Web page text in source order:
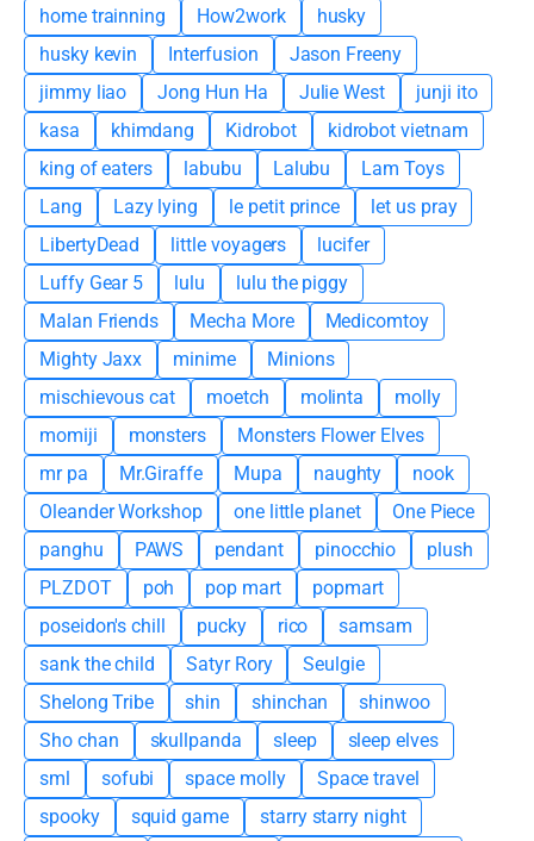
home trainning
How2work
husky
husky kevin
Interfusion
Jason Freeny
jimmy liao
Jong Hun Ha Julie West
junji ito
kasa
khimdang Kidrobot
kidrobot vietnam
king of eaters
labubu Lalubu
Lam Toys
Lang
Lazy lying le petit prince
let us pray
LibertyDead
little voyagers
lucifer
Luffy Gear 5
lulu
lulu the piggy
Malan Friends
Mecha More
Medicomtoy
Mighty Jaxx
minime
Minions
mischievous cat
moetch molinta
molly
momiji
monsters
Monsters Flower Elves
mr pa
Mr.Giraffe Mupa naughty
nook
Oleander Workshop
one little planet
One Piece
panghu
PAWS pendant pinocchio
plush
PLZDOT
poh pop mart
popmart
poseidon's chill
pucky rico
samsam
sank the child
Satyr Rory
Seulgie
Shelong Tribe
shin shinchan
shinwoo
Sho chan
skullpanda sleep
sleep elves
sml
sofubi space molly
Space travel
spooky
squid game
starry starry night